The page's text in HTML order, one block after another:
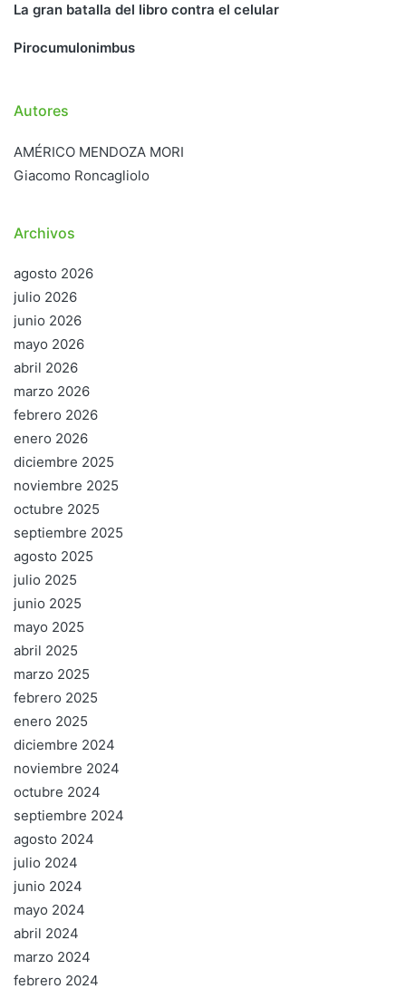
La gran batalla del libro contra el celular
Pirocumulonimbus
Autores
AMÉRICO MENDOZA MORI
Giacomo Roncagliolo
Archivos
agosto 2026
julio 2026
junio 2026
mayo 2026
abril 2026
marzo 2026
febrero 2026
enero 2026
diciembre 2025
noviembre 2025
octubre 2025
septiembre 2025
agosto 2025
julio 2025
junio 2025
mayo 2025
abril 2025
marzo 2025
febrero 2025
enero 2025
diciembre 2024
noviembre 2024
octubre 2024
septiembre 2024
agosto 2024
julio 2024
junio 2024
mayo 2024
abril 2024
marzo 2024
febrero 2024